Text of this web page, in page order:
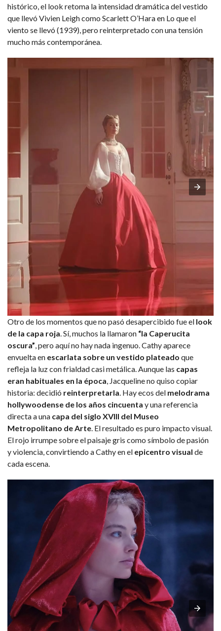
histórico, el look retoma la intensidad dramática del vestido
que llevó Vivien Leigh como Scarlett O’Hara en Lo que el
viento se llevó (1939), pero reinterpretado con una tensión
mucho más contemporánea.
Otro de los momentos que no pasó desapercibido fue el look
de la capa roja. Sí, muchos la llamaron “la Caperucita
oscura”, pero aquí no hay nada ingenuo. Cathy aparece
envuelta en escarlata sobre un vestido plateado que
refleja la luz con frialdad casi metálica. Aunque las capas
eran habituales en la época, Jacqueline no quiso copiar
historia: decidió reinterpretarla. Hay ecos del melodrama
hollywoodense de los años cincuenta y una referencia
directa a una capa del siglo XVIII del Museo
Metropolitano de Arte. El resultado es puro impacto visual.
El rojo irrumpe sobre el paisaje gris como símbolo de pasión
y violencia, convirtiendo a Cathy en el epicentro visual de
cada escena.